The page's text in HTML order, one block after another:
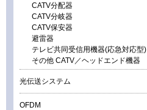
CATV分配器
CATV分岐器
CATV保安器
避雷器
テレビ共同受信用機器(応急対応型)
その他 CATV／ヘッドエンド機器
光伝送システム
OFDM